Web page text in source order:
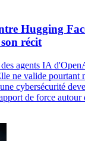
Hugging
récit
agents IA
ne valide pourtant
cybersécurité
de force autour